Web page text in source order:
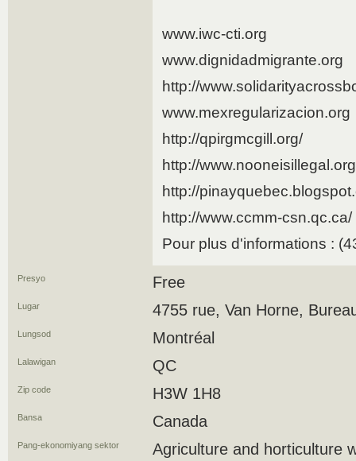
www.iwc-cti.org
www.dignidadmigrante.org
http://
www.mexregularizacion.org
http://qpirgmcgill.org/
http://
http://
http://www.ccmm-csn.qc.ca/
Pour plus d'informations :
Presyo Free
Lugar 4755 rue, Van Horne,
Lungsod Montréal
Lalawigan QC
Zip code H3W 1H8
Bansa Canada
Pang-ekonomiyang sektor
Agriculture and horticulture